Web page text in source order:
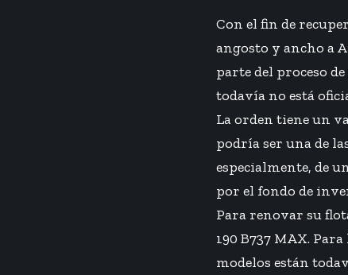
Con el fin de
angosto y ancho a
parte del proceso
todavía no está
La orden tiene un
podría ser una de
especialmente, de
por el fondo de
Para renovar su
190 B737 MAX.
modelos están